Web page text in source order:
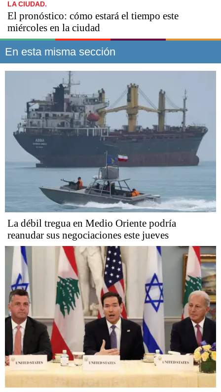
LA CIUDAD.
El pronóstico: cómo estará el tiempo este
miércoles en la ciudad
En esta misma sección
La débil tregua en Medio Oriente podría
reanudar sus negociaciones este jueves